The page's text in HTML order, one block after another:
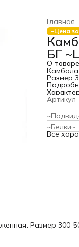
Главная
-Цена
БГ
О товаре
Размер
Артикул
~Белки~
Все
Размер 300-